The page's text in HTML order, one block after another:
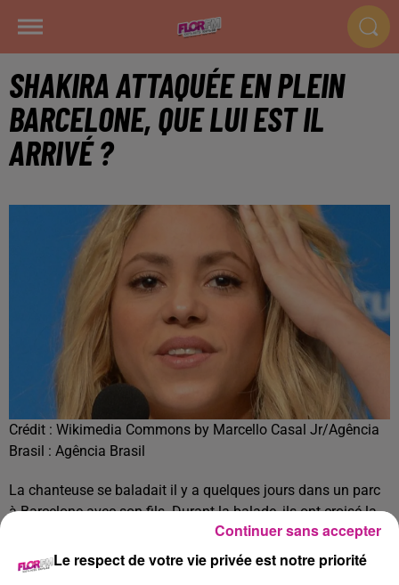
SHAKIRA ATTAQUÉE EN PLEIN
BARCELONE, QUE LUI EST IL
ARRIVÉ ?
Crédit : Wikimedia Commons by Marcello Casal Jr/Agência
Brasil : Agência Brasil
La chanteuse se baladait il y a quelques jours dans un parc
à Barcelone avec son fils. Durant la balade, ils ont croisé la
route de 2 sangliers qui les ont attaqués. Les sangliers ont
pris le sac de Shakira pour s’enfuir dans une forêt plus loin
avec. Quelques minutes plus tard, Shakira a retrouvé son sac
Le respect de votre vie privée est notre priorité
Continuer sans accepter